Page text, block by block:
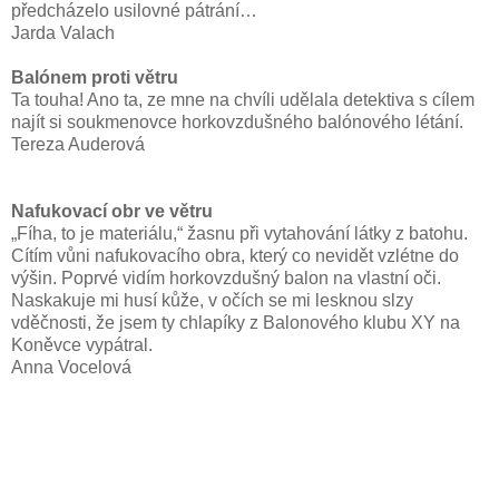
předcházelo usilovné pátrání…
Jarda Valach
Balónem proti větru
Ta touha! Ano ta, ze mne na chvíli udělala detektiva s cílem
najít si soukmenovce horkovzdušného balónového létání.
Tereza Auderová
Nafukovací obr ve větru
„Fíha, to je materiálu,“ žasnu při vytahování látky z batohu.
Cítím vůni nafukovacího obra, který co nevidět vzlétne do
výšin. Poprvé vidím horkovzdušný balon na vlastní oči.
Naskakuje mi husí kůže, v očích se mi lesknou slzy
vděčnosti, že jsem ty chlapíky z Balonového klubu XY na
Koněvce vypátral.
Anna Vocelová